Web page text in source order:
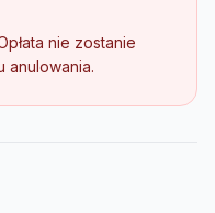
nie zostanie
anulowania.